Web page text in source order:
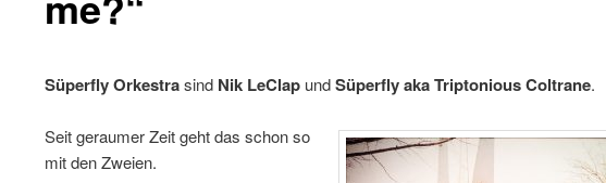
Süperfly OrkestrasindNik LeClapundSüperfly aka Triptonious Coltrane.
Seit geraumer Zeit geht das schon so
mit den Zweien.